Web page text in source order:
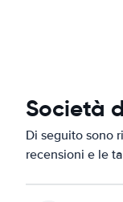
Società
Di seguito sono
recensioni e le